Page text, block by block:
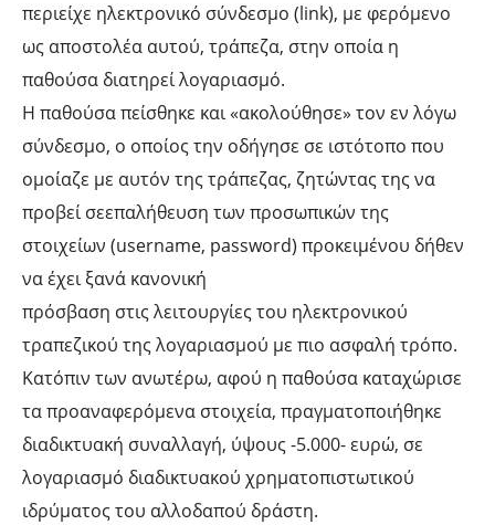
περιείχε ηλεκτρονικό σύνδεσμο (link), με φερόμενο
ως αποστολέα αυτού, τράπεζα, στην οποία η
παθούσα διατηρεί λογαριασμό.
Η παθούσα πείσθηκε και «ακολούθησε» τον εν λόγω
σύνδεσμο, ο οποίος την οδήγησε σε ιστότοπο που
ομοίαζε με αυτόν της τράπεζας, ζητώντας της να
προβεί σεεπαλήθευση των προσωπικών της
στοιχείων (username, password) προκειμένου δήθεν
να έχει ξανά κανονική
πρόσβαση στις λειτουργίες του ηλεκτρονικού
τραπεζικού της λογαριασμού με πιο ασφαλή τρόπο.
Κατόπιν των ανωτέρω, αφού η παθούσα καταχώρισε
τα προαναφερόμενα στοιχεία, πραγματοποιήθηκε
διαδικτυακή συναλλαγή, ύψους -5.000- ευρώ, σε
λογαριασμό διαδικτυακού χρηματοπιστωτικού
ιδρύματος του αλλοδαπού δράστη.